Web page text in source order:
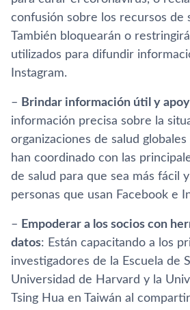
confusión sobre los recursos de
También bloquearán o
utilizados para difundir
Instagram.
– Brindar información útil y
información precisa sobre la
organizaciones de salud globales
han coordinado con las
de salud para que sea más fácil
personas que usan Facebook e
– Empoderar a los socios con
datos: Están capacitando a los
investigadores de la Escuela de
Universidad de Harvard y la
Tsing Hua en Taiwán al